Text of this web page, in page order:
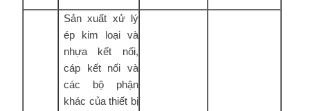
Sản xuất xử lý
ép kim loại và
nhựa kết nối,
cáp kết nối và
các bộ phận
khác của thiết bị